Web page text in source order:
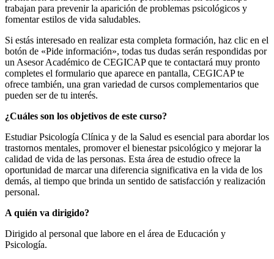
trabajan para prevenir la aparición de problemas psicológicos y
fomentar estilos de vida saludables.
Si estás interesado en realizar esta completa formación, haz clic en el
botón de «Pide información», todas tus dudas serán respondidas por
un Asesor Académico de CEGICAP que te contactará muy pronto
completes el formulario que aparece en pantalla, CEGICAP te
ofrece también, una gran variedad de cursos complementarios que
pueden ser de tu interés.
¿Cuáles son los objetivos de este curso?
Estudiar Psicología Clínica y de la Salud es esencial para abordar los
trastornos mentales, promover el bienestar psicológico y mejorar la
calidad de vida de las personas. Esta área de estudio ofrece la
oportunidad de marcar una diferencia significativa en la vida de los
demás, al tiempo que brinda un sentido de satisfacción y realización
personal.
A quién va dirigido?
Dirigido al personal que labore en el área de Educación y
Psicología.